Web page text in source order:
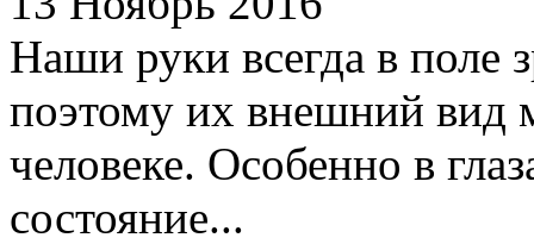
Наши руки всегда в
поэтому их внешний вид
человеке. Особенно в
состояние...